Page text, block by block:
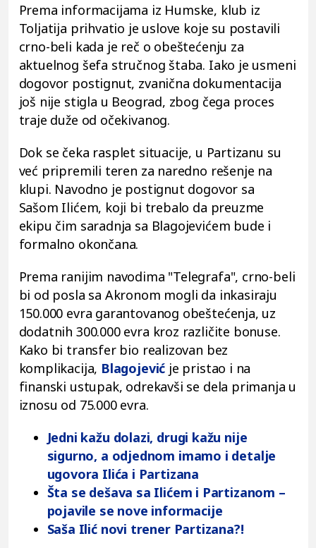
Prema informacijama iz Humske, klub iz
Toljatija prihvatio je uslove koje su postavili
crno-beli kada je reč o obeštećenju za
aktuelnog šefa stručnog štaba. Iako je usmeni
dogovor postignut, zvanična dokumentacija
još nije stigla u Beograd, zbog čega proces
traje duže od očekivanog.
Dok se čeka rasplet situacije, u Partizanu su
već pripremili teren za naredno rešenje na
klupi. Navodno je postignut dogovor sa
Sašom Ilićem, koji bi trebalo da preuzme
ekipu čim saradnja sa Blagojevićem bude i
formalno okončana.
Prema ranijim navodima "Telegrafa", crno-beli
bi od posla sa Akronom mogli da inkasiraju
150.000 evra garantovanog obeštećenja, uz
dodatnih 300.000 evra kroz različite bonuse.
Kako bi transfer bio realizovan bez
komplikacija, Blagojević je pristao i na
finanski ustupak, odrekavši se dela primanja u
iznosu od 75.000 evra.
Jedni kažu dolazi, drugi kažu nije
sigurno, a odjednom imamo i detalje
ugovora Ilića i Partizana
Šta se dešava sa Ilićem i Partizanom –
pojavile se nove informacije
Saša Ilić novi trener Partizana?!